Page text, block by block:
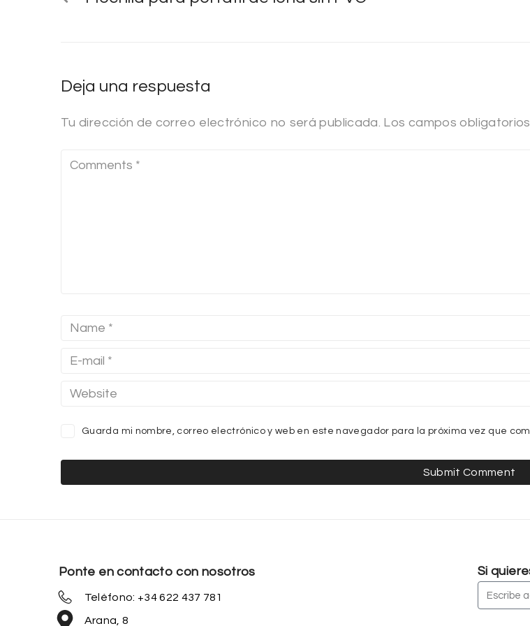
Deja una respuesta
Tu dirección de correo electrónico no será publicada. Los campos
Guarda mi nombre, correo electrónico y web en este navegador para la próxima vez que
Ponte en contacto con nosotros
Teléfono: +34 622 437 781
Arana, 8
Si